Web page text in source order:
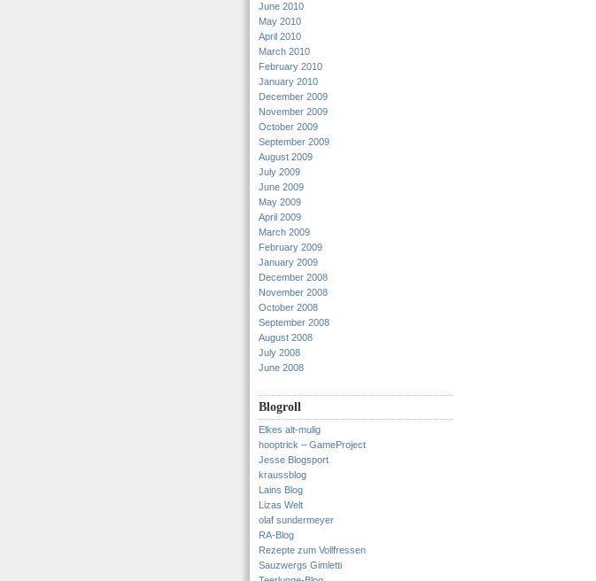
June 2010
May 2010
April 2010
March 2010
February 2010
January 2010
December 2009
November 2009
October 2009
September 2009
August 2009
July 2009
June 2009
May 2009
April 2009
March 2009
February 2009
January 2009
December 2008
November 2008
October 2008
September 2008
August 2008
July 2008
June 2008
Blogroll
Elkes alt-mulig
hooptrick – GameProject
Jesse Blogsport
kraussblog
Lains Blog
Lizas Welt
olaf sundermeyer
RA-Blog
Rezepte zum Vollfressen
Sauzwergs Gimletti